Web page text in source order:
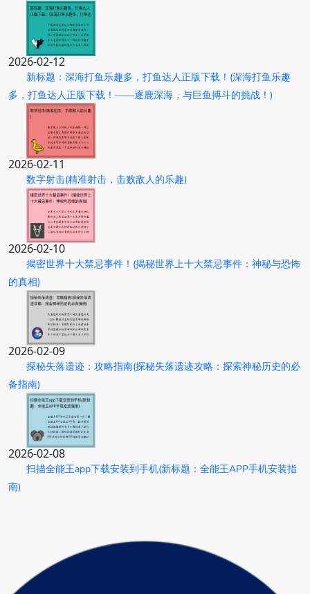
2026-02-12
新标题：深海打鱼乐趣多，打鱼达人正版下载！(深海打鱼乐趣
多，打鱼达人正版下载！——逐鹿深海，与巨鱼搏斗的挑战！)
2026-02-11
数字射击(精准射击，击败敌人的乐趣)
2026-02-10
揭密世界十大禁忌事件！(揭秘世界上十大禁忌事件：神秘与恐怖
的真相)
2026-02-09
探秘失落遗迹：攻略指南(探秘失落遗迹攻略：探索神秘历史的必
备指南)
2026-02-08
扫描全能王app下载安装到手机(新标题：全能王APP手机安装指
南)